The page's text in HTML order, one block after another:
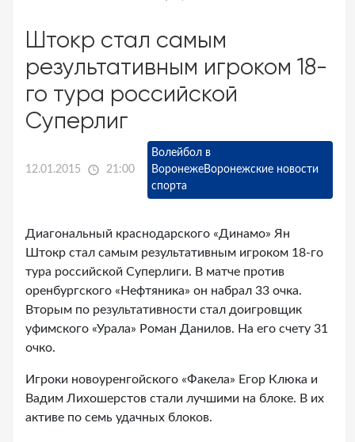
Штокр стал самым
результативным игроком 18-
го тура российской
Суперлиг
12.01.2015 21:00
Волейбол в
ВоронежеВоронежские новости
спорта
Диагональный краснодарского «Динамо» Ян
Штокр стал самым результативным игроком 18-го
тура российской Суперлиги. В матче против
оренбургского «Нефтяника» он набрал 33 очка.
Вторым по результативности стал доигровщик
уфимского «Урала» Роман Данилов. На его счету 31
очко.
Игроки новоуренгойского «Факела» Егор Клюка и
Вадим Лихошерстов стали лучшими на блоке. В их
активе по семь удачных блоков.